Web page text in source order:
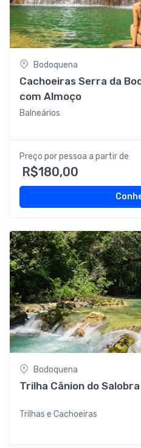
Bodoquena
Cachoeiras Serra da
com Almoço
Balneários
Preço por pessoa a partir de
R$180,00
Bodoquena
Trilha Cânion do
Trilhas e Cachoeiras